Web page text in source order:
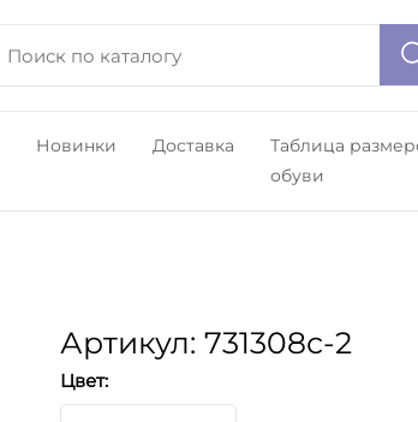
Новинки Доставка
Таблица
обуви
Артикул: 731308с-2
Цвет: